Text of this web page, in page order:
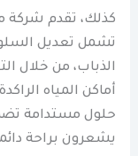
كذلك، تقدم شركة
تشمل تعديل
الذباب، من خلال
أماكن المياه
حلول مستدامة
يشعرون براحة